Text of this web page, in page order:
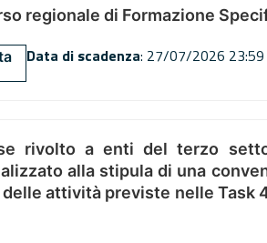
regionale di Formazione
Data di scadenza: 27/07/2026 23:59
rivolto a enti del terzo
alla stipula di una
attività previste nelle Task